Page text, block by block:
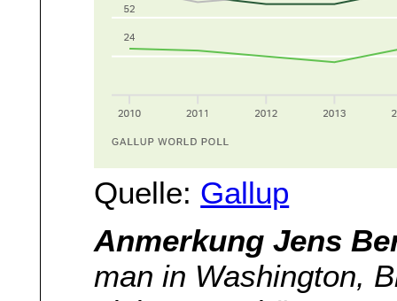
Quelle: Gallup
Anmerkung Jens
man in Washington,